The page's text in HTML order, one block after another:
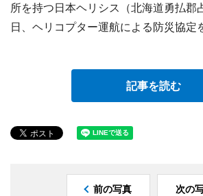
所を持つ日本ヘリシス（北海道勇払郡
日、ヘリコプター運航による防災協定
記事を読む
前の写真 次の